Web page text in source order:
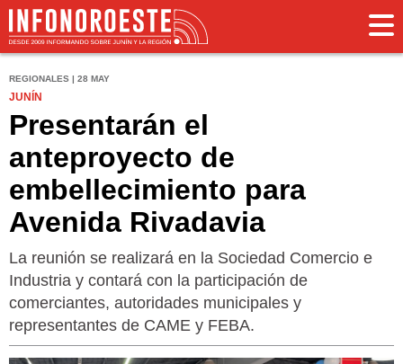
REGIONALES | 28 MAY
JUNÍN
Presentarán el
anteproyecto de
embellecimiento para
Avenida Rivadavia
La reunión se realizará en la Sociedad Comercio e
Industria y contará con la participación de
comerciantes, autoridades municipales y
representantes de CAME y FEBA.